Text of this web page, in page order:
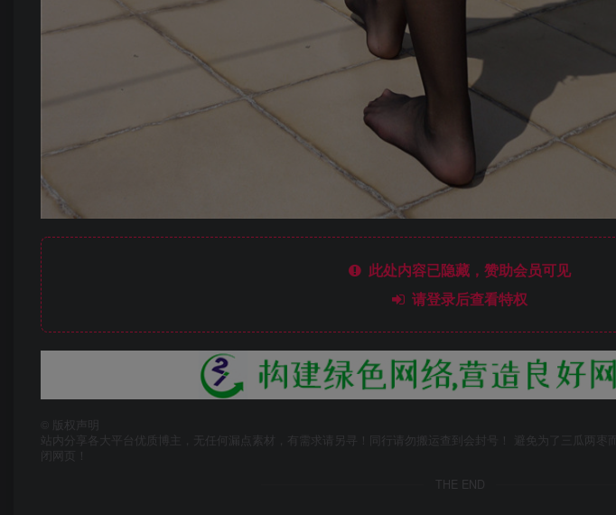
此处内容已隐藏，赞助会员可见
请登录后查看特权
版权声明
站内分享各大平台优质博主，无任何漏点素材，有需求请另寻！同行请勿搬运查到会封号！ 避免为了三瓜两枣
闭网页！
THE END